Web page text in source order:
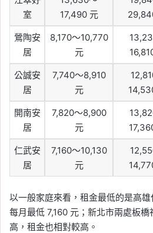
室
17,490 元
鶯陶安
居
8,170～10,770
元
公誠安
居
7,740～8,910
元
開南安
居
7,820～8,900
元
仁武安
居
7,160～10,130
元
以一般家庭來看，租金最低的是高雄
每月最低 7,160 元；新北市兩處板
高，租金也相對較高。